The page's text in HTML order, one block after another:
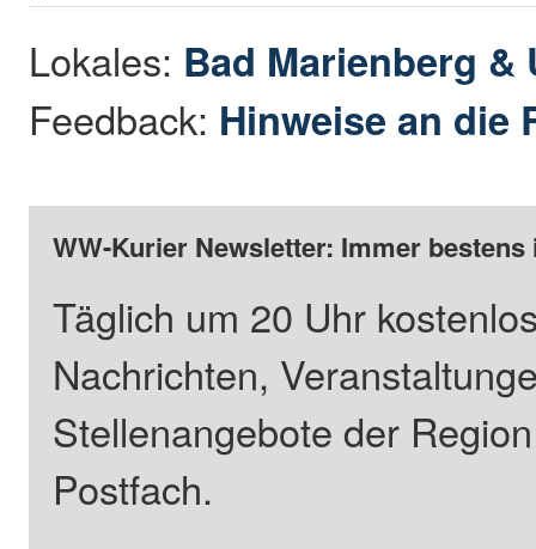
Lokales: Bad Marienberg &
Feedback: Hinweise an die
WW-Kurier Newsletter: Immer
Täglich um 20 Uhr
Nachrichten,
Stellenangebote der
Postfach.